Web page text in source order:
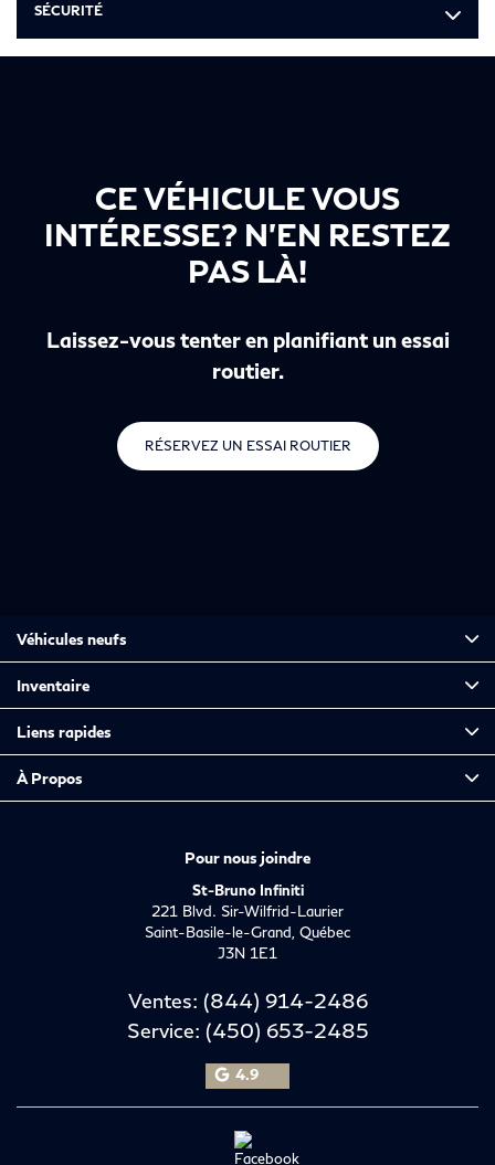
SÉCURITÉ
CE VÉHICULE VOUS
INTÉRESSE? N’EN RESTEZ
PAS LÀ!
Laissez-vous tenter en planifiant un essai
routier.
RÉSERVEZ UN ESSAI ROUTIER
Pour nous joindre
St-Bruno Infiniti
221 Blvd. Sir-Wilfrid-Laurier
Saint-Basile-le-Grand Québec
J3N 1E1
Ventes: (844) 914-2486
Service: (450) 653-2485
4.9
Véhicules neufs
Inventaire
Liens rapides
À Propos